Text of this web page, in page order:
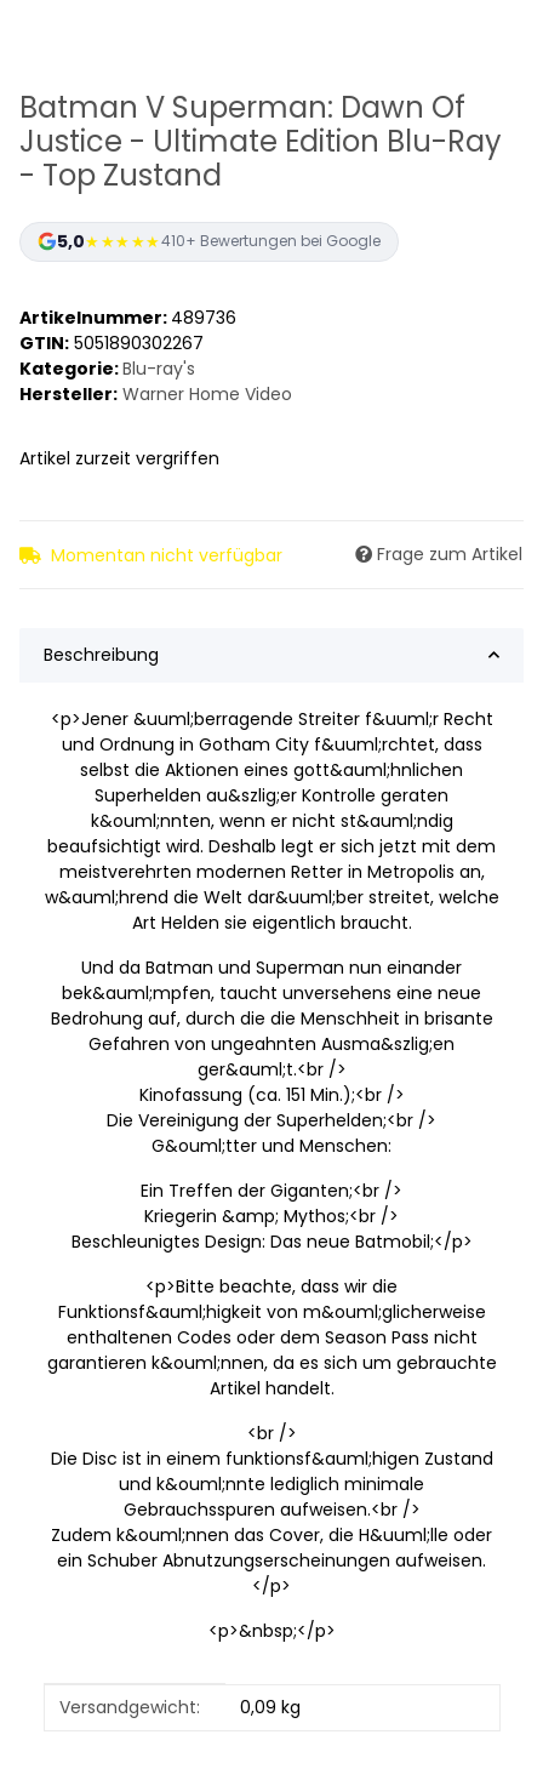
Batman V Superman: Dawn Of
Justice - Ultimate Edition Blu-Ray
- Top Zustand
5,0★★★★★410+ Bewertungen bei Google
Artikelnummer: 489736
GTIN: 5051890302267
Kategorie:Blu-ray's
Hersteller: Warner Home Video
Artikel zurzeit vergriffen
Momentan nicht verfügbar Frage zum Artikel
Beschreibung
<p>Jener &uuml;berragende Streiter f&uuml;r Recht
und Ordnung in Gotham City f&uuml;rchtet, dass
selbst die Aktionen eines gott&auml;hnlichen
Superhelden au&szlig;er Kontrolle geraten
k&ouml;nnten, wenn er nicht st&auml;ndig
beaufsichtigt wird. Deshalb legt er sich jetzt mit dem
meistverehrten modernen Retter in Metropolis an,
w&auml;hrend die Welt dar&uuml;ber streitet, welche
Art Helden sie eigentlich braucht.
Und da Batman und Superman nun einander
bek&auml;mpfen, taucht unversehens eine neue
Bedrohung auf, durch die die Menschheit in brisante
Gefahren von ungeahnten Ausma&szlig;en
ger&auml;t.<br />
Kinofassung (ca. 151 Min.);<br />
Die Vereinigung der Superhelden;<br />
G&ouml;tter und Menschen:
Ein Treffen der Giganten;<br />
Kriegerin &amp; Mythos;<br />
Beschleunigtes Design: Das neue Batmobil;</p>
<p>Bitte beachte, dass wir die
Funktionsf&auml;higkeit von m&ouml;glicherweise
enthaltenen Codes oder dem Season Pass nicht
garantieren k&ouml;nnen, da es sich um gebrauchte
Artikel handelt.
<br />
Die Disc ist in einem funktionsf&auml;higen Zustand
und k&ouml;nnte lediglich minimale
Gebrauchsspuren aufweisen.<br />
Zudem k&ouml;nnen das Cover, die H&uuml;lle oder
ein Schuber Abnutzungserscheinungen aufweisen.
</p>
<p>&nbsp;</p>
Produkteigenschaft
Wert
Versandgewicht: 0,09 kg